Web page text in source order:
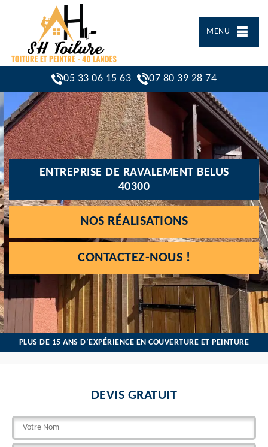
MENU
05 33 06 15 63 07 80 39 28 74
ENTREPRISE DE RAVALEMENT BELUS
40300
NOS RÉALISATIONS
CONTACTEZ-NOUS !
PLUS DE 15 ANS D’EXPÉRIENCE EN COUVERTURE ET PEINTURE
DEVIS GRATUIT